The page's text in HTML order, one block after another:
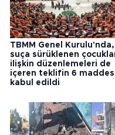
TBMM Genel Kurulu'nda,
suça sürüklenen
ilişkin düzenlemeleri de
içeren teklifin 6
kabul edildi